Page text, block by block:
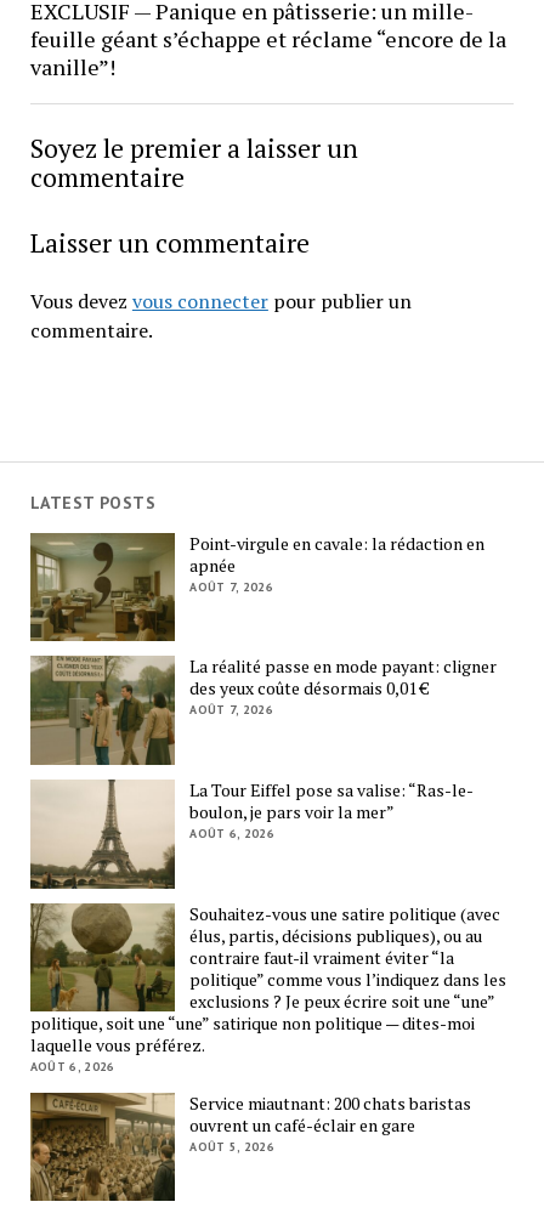
EXCLUSIF — Panique en pâtisserie: un mille-
feuille géant s’échappe et réclame “encore de la
vanille”!
Soyez le premier a laisser un
commentaire
Laisser un commentaire
Vous devez vous connecterpour publier un
commentaire.
LATEST POSTS
Point-virgule en cavale: la rédaction en
apnée
AOÛT 7, 2026
La réalité passe en mode payant: cligner
des yeux coûte désormais 0,01 €
AOÛT 7, 2026
La Tour Eiffel pose sa valise: “Ras-le-
boulon, je pars voir la mer”
AOÛT 6, 2026
Souhaitez-vous une satire politique (avec
élus, partis, décisions publiques), ou au
contraire faut-il vraiment éviter “la
politique” comme vous l’indiquez dans les
exclusions ? Je peux écrire soit une “une”
politique, soit une “une” satirique non politique — dites-moi
laquelle vous préférez.
AOÛT 6, 2026
Service miautnant: 200 chats baristas
ouvrent un café-éclair en gare
AOÛT 5, 2026